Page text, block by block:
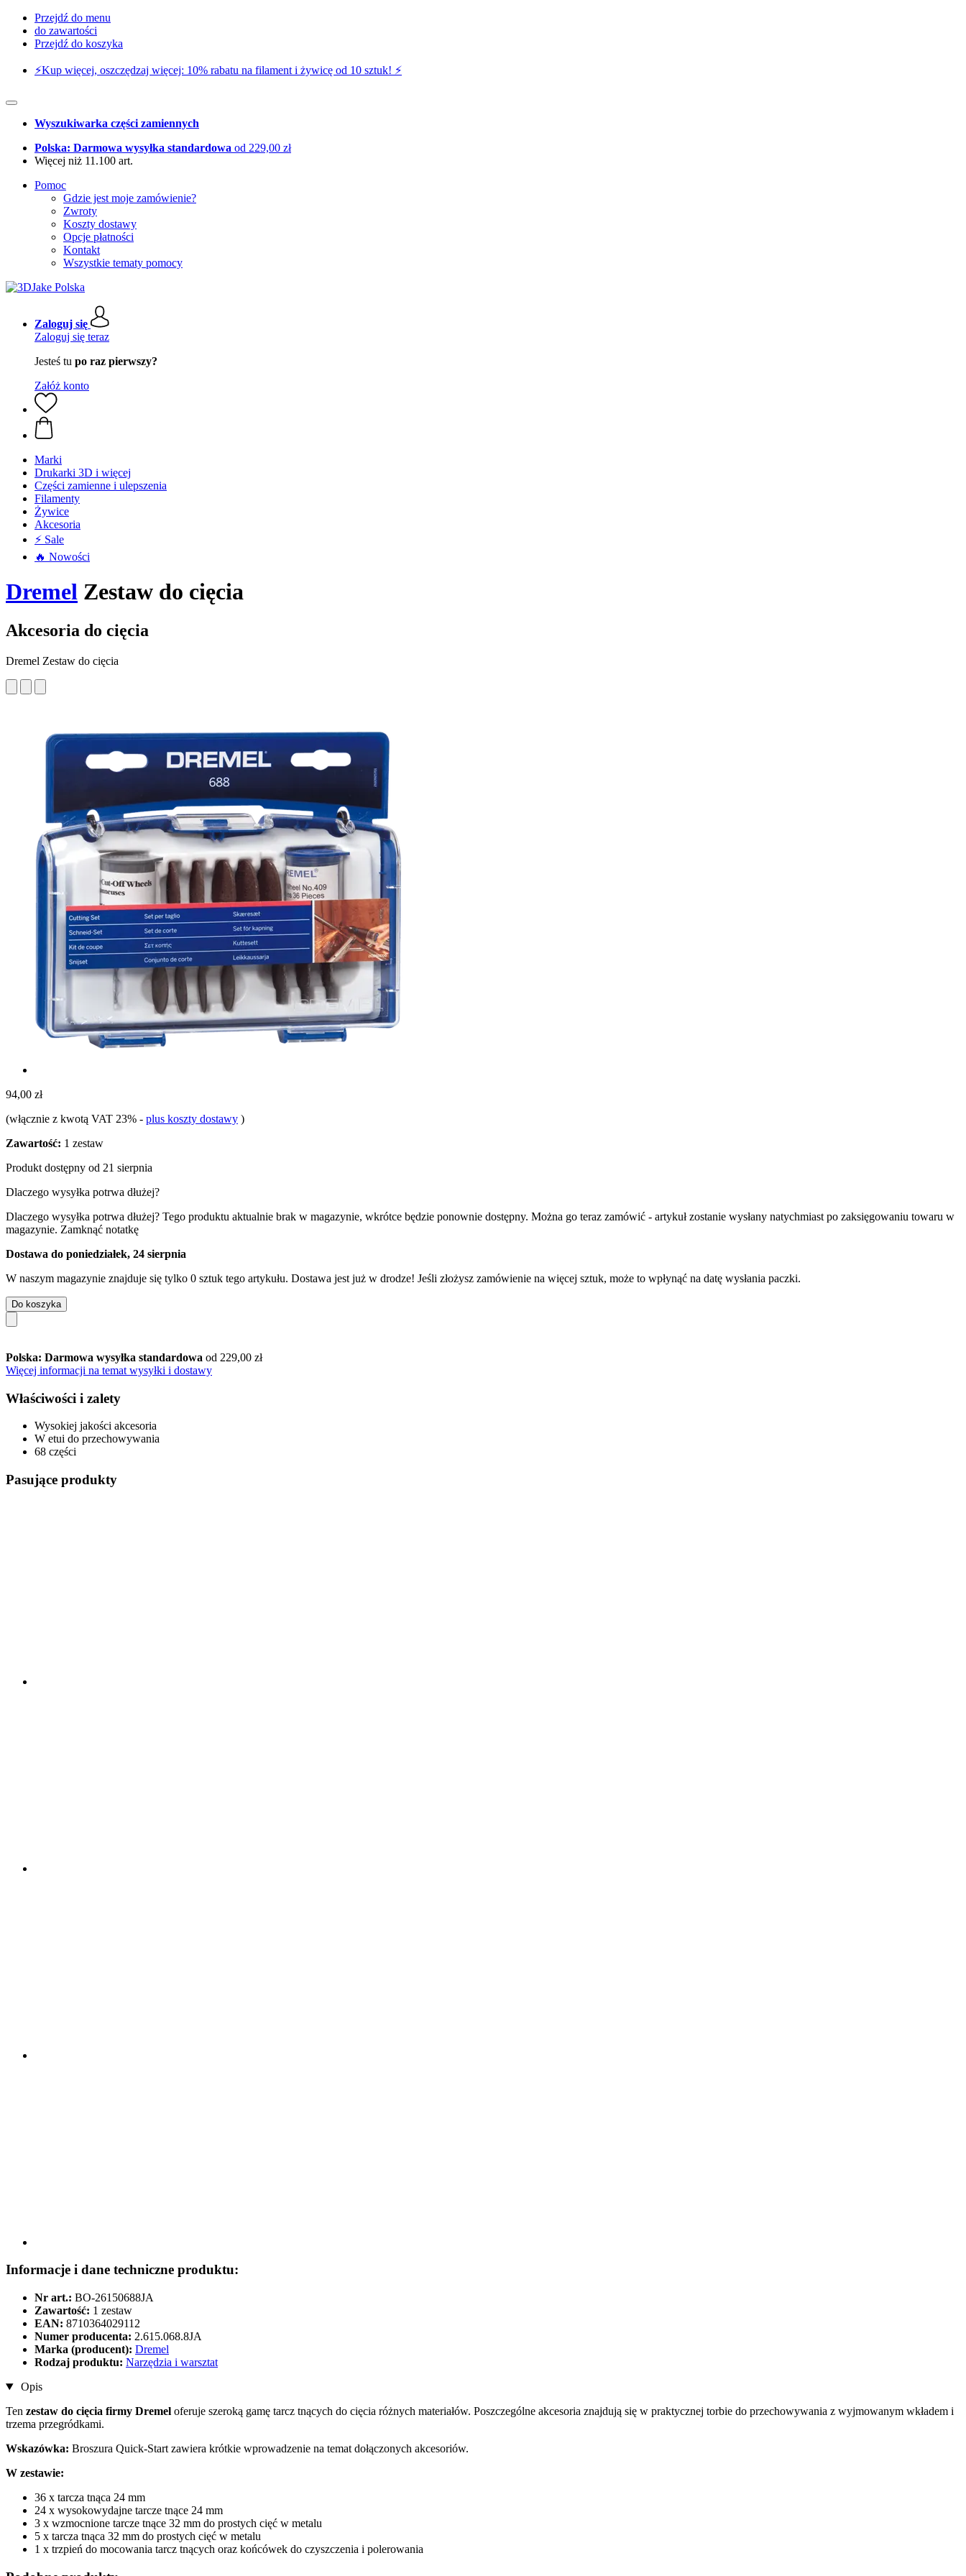
Przejdź do menu
do zawartości
Przejdź do koszyka
⚡️Kup więcej, oszczędzaj więcej: 10% rabatu na filament i żywicę od 10 sztuk! ⚡️
Wyszukiwarka części zamiennych
Polska: Darmowa wysyłka standardowa od 229,00 zł
Więcej niż 11.100 art.
Pomoc
Gdzie jest moje zamówienie?
Zwroty
Koszty dostawy
Opcje płatności
Kontakt
Wszystkie tematy pomocy
Zaloguj się
Zaloguj się teraz
Jesteś tu po raz pierwszy?
Załóż konto
Marki
Drukarki 3D i więcej
Części zamienne i ulepszenia
Filamenty
Żywice
Akcesoria
⚡ Sale
🔥 Nowości
Dremel Zestaw do cięcia
Akcesoria do cięcia
Dremel Zestaw do cięcia
94,00 zł
(włącznie z kwotą VAT 23% - plus koszty dostawy )
Zawartość: 1 zestaw
Produkt dostępny od 21 sierpnia
Dlaczego wysyłka potrwa dłużej?
Dlaczego wysyłka potrwa dłużej? Tego produktu aktualnie brak w magazynie, wkrótce będzie ponownie dostępny. Można go teraz zamówić - artykuł zostanie wysłany natychmiast po zaksięgowaniu towaru w
magazynie. Zamknąć notatkę
Dostawa do poniedziałek, 24 sierpnia
W naszym magazynie znajduje się tylko 0 sztuk tego artykułu. Dostawa jest już w drodze! Jeśli złożysz zamówienie na więcej sztuk, może to wpłynąć na datę wysłania paczki.
Do koszyka
Polska: Darmowa wysyłka standardowa od 229,00 zł
Więcej informacji na temat wysyłki i dostawy
Właściwości i zalety
Wysokiej jakości akcesoria
W etui do przechowywania
68 części
Pasujące produkty
Informacje i dane techniczne produktu:
Nr art.: BO-26150688JA
Zawartość: 1 zestaw
EAN: 8710364029112
Numer producenta: 2.615.068.8JA
Marka (producent): Dremel
Rodzaj produktu: Narzędzia i warsztat
Opis
Ten zestaw do cięcia firmy Dremel oferuje szeroką gamę tarcz tnących do cięcia różnych materiałów. Poszczególne akcesoria znajdują się w praktycznej torbie do przechowywania z wyjmowanym wkładem i
trzema przegródkami.
Wskazówka: Broszura Quick-Start zawiera krótkie wprowadzenie na temat dołączonych akcesoriów.
W zestawie:
36 x tarcza tnąca 24 mm
24 x wysokowydajne tarcze tnące 24 mm
3 x wzmocnione tarcze tnące 32 mm do prostych cięć w metalu
5 x tarcza tnąca 32 mm do prostych cięć w metalu
1 x trzpień do mocowania tarcz tnących oraz końcówek do czyszczenia i polerowania